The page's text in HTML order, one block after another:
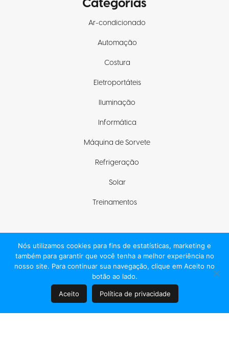
Categorias
Ar-condicionado
Automação
Costura
Eletroportáteis
Iluminação
Informática
Máquina de Sorvete
Refrigeração
Solar
Treinamentos
Fique com a gente
Nós utilizamos cookies para fins de estatísticas, marketing e
também para garantir que você tenha a melhor experiência no
nosso site. Para continuar sua navegação, clique em Aceito no
botão ao lado.
Aceito Política de privacidade